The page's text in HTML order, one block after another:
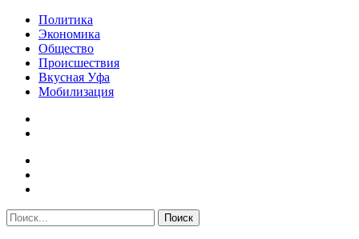
Политика
Экономика
Общество
Происшествия
Вкусная Уфа
Мобилизация